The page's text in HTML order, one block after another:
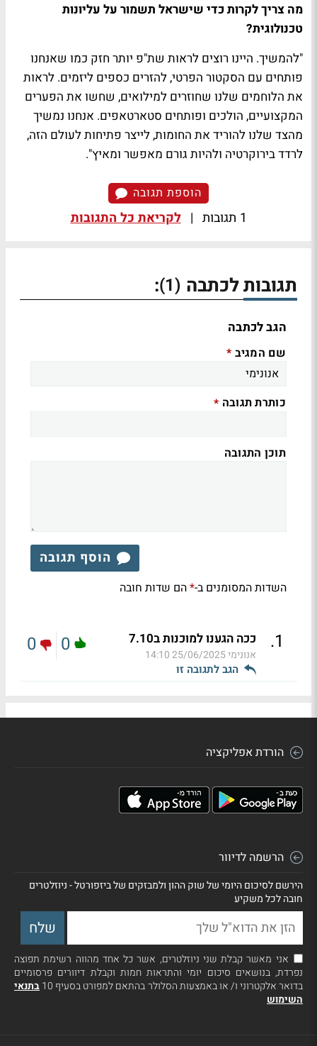
מה צריך לקרות כדי שישראל תשמור על עליונות
טכנולוגית?
"להמשיך. היינו רוצים לראות שת"פ יותר חזק כמו שאנחנו
פותחים עם הסקטור הפרטי, להזרים כספים ליזמים. לראות
את הלוחמים שלנו שחוזרים למילואים, שחשו את הפערים
המקצועיים, הולכים ופותחים סטארטאפים. אנחנו נמשיך
מהצד שלנו להוריד את החומות, לייצר פתיחות לעולם הזה,
לרדד בירוקרטיה ולהיות גורם מאפשר ומאיץ".
הוספת תגובה
1 תגובות | לקריאת כל התגובות
תגובות לכתבה (1)
:
הגב לכתבה
שם המגיב *
כותרת תגובה *
תוכן התגובה
הוסף תגובה
השדות המסומנים ב-*הם שדות חובה
1
. ככה הגענו למוכנות ב7.10
אנונימי25/06/2025 14:10
הגב לתגובה זו
0
0
הורדת אפליקציה
הרשמה לדיוור
הירשם לסיכום היומי של שוק ההון ולמבזקים של ביזפורטל - ניוזלטרים
חובה לכל משקיע
אני מאשר קבלת שני ניוזלטרים, אשר כל אחד מהווה רשימת תפוצה
נפרדת, בנושאים סיכום יומי והתראות חמות וקבלת דיוורים פרסומיים
בדואר אלקטרוני ו/ או באמצעות הסלולר בהתאם למפורט בסעיף 10
בתנאי
השימוש